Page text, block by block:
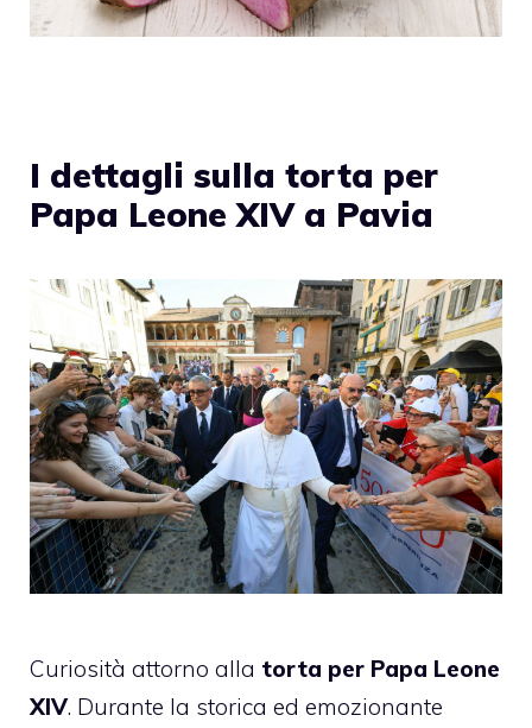
I dettagli sulla torta per
Papa Leone XIV a Pavia
Curiosità attorno alla torta per Papa Leone
XIV. Durante la storica ed emozionante